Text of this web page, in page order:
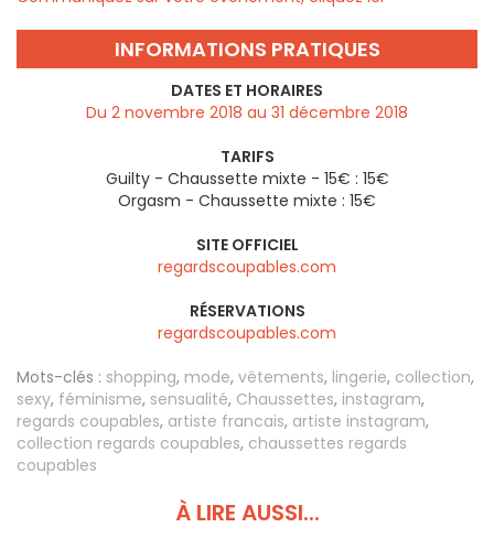
INFORMATIONS PRATIQUES
DATES ET HORAIRES
Du 2 novembre 2018 au 31 décembre 2018
TARIFS
Guilty - Chaussette mixte - 15€ : 15€
Orgasm - Chaussette mixte : 15€
SITE OFFICIEL
regardscoupables.com
RÉSERVATIONS
regardscoupables.com
Mots-clés : shopping, mode, vêtements, lingerie, collection,
sexy, féminisme, sensualité, Chaussettes, instagram,
regards coupables, artiste francais, artiste instagram,
collection regards coupables, chaussettes regards
coupables
À LIRE AUSSI...